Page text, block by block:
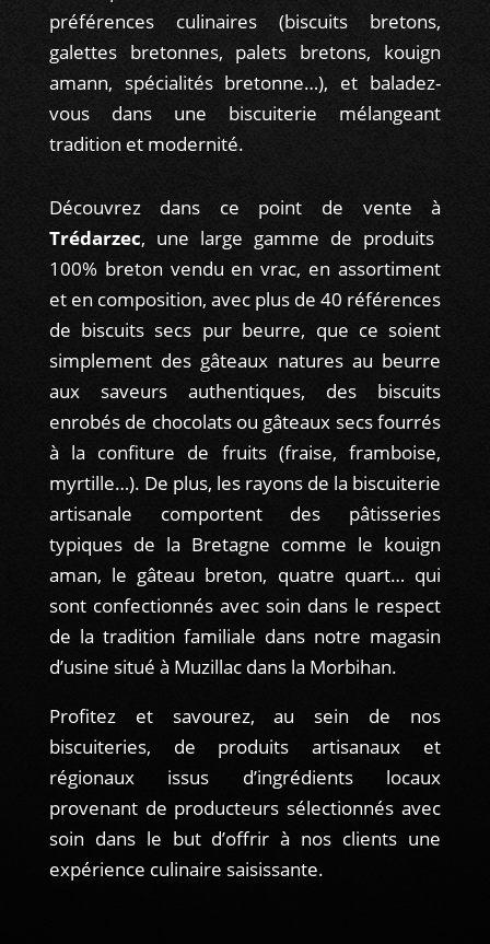
préférences culinaires (biscuits bretons,
galettes bretonnes, palets bretons, kouign
amann, spécialités bretonne…), et baladez-
vous dans une biscuiterie mélangeant
tradition et modernité.
Découvrez dans ce point de vente à
Trédarzec, une large gamme de produits
100% breton vendu en vrac, en assortiment
et en composition, avec plus de 40 références
de biscuits secs pur beurre, que ce soient
simplement des gâteaux natures au beurre
aux saveurs authentiques, des biscuits
enrobés de chocolats ou gâteaux secs fourrés
à la confiture de fruits (fraise, framboise,
myrtille…). De plus, les rayons de la biscuiterie
artisanale comportent des pâtisseries
typiques de la Bretagne comme le kouign
aman, le gâteau breton, quatre quart… qui
sont confectionnés avec soin dans le respect
de la tradition familiale dans notre magasin
d’usine situé à Muzillac dans la Morbihan.
Profitez et savourez, au sein de nos
biscuiteries, de produits artisanaux et
régionaux issus d’ingrédients locaux
provenant de producteurs sélectionnés avec
soin dans le but d’offrir à nos clients une
expérience culinaire saisissante.